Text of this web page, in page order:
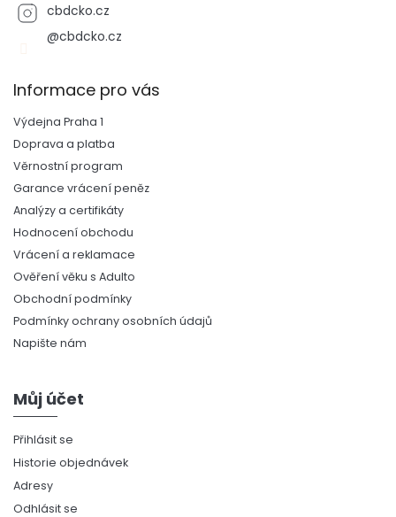
cbdcko.cz
@cbdcko.cz
Informace pro vás
Výdejna Praha 1
Doprava a platba
Věrnostní program
Garance vrácení peněz
Analýzy a certifikáty
Hodnocení obchodu
Vrácení a reklamace
Ověření věku s Adulto
Obchodní podmínky
Podmínky ochrany osobních údajů
Napište nám
Můj účet
Přihlásit se
Historie objednávek
Adresy
Odhlásit se